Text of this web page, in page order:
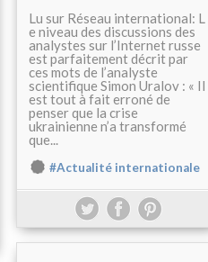
Lu sur Réseau international: L
e niveau des discussions des
analystes sur l’Internet russe
est parfaitement décrit par
ces mots de l’analyste
scientifique Simon Uralov : « Il
est tout à fait erroné de
penser que la crise
ukrainienne n’a transformé
que...
#Actualité internationale